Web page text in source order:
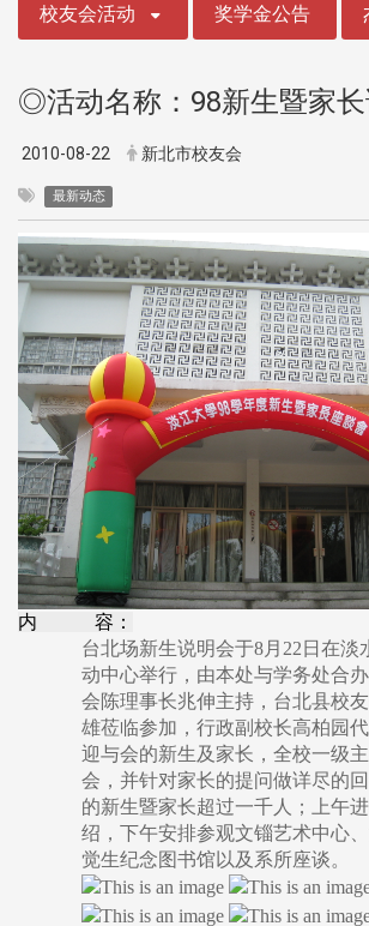
校友会活动 奖学金公告
◎活动名称：98新生暨家
2010-08-22 新北市校友会
最新动态
内 容：
台北场新生说明会于8月22日在淡
动中心举行，由本处与学务处合
会陈理事长兆伸主持，台北县校
雄莅临参加，行政副校长高柏园
迎与会的新生及家长，全校一级
会，并针对家长的提问做详尽的
的新生暨家长超过一千人；上午
绍，下午安排参观文锱艺术中心、
觉生纪念图书馆以及系所座谈。